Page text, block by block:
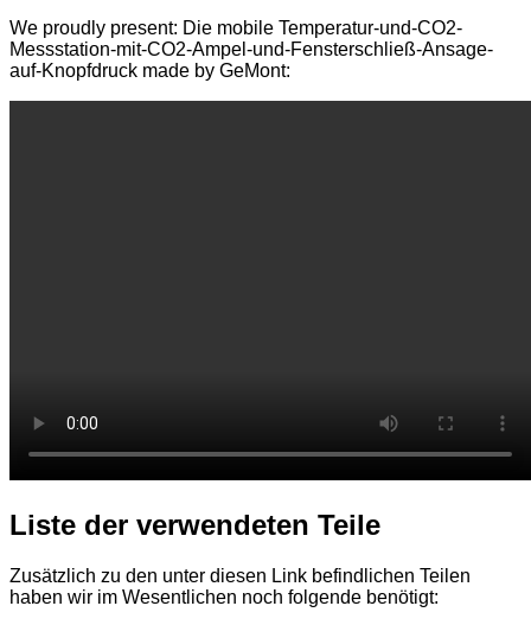
We proudly present: Die mobile Temperatur-und-CO2-
Messstation-mit-CO2-Ampel-und-Fensterschließ-Ansage-
auf-Knopfdruck made by GeMont:
Liste der verwendeten Teile
Zusätzlich zu den unter diesen Link befindlichen Teilen
haben wir im Wesentlichen noch folgende benötigt: